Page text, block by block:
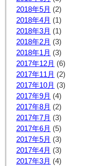
2018年5月 (2)
2018年4月 (1)
2018年3月 (1)
2018年2月 (3)
2018年1月 (3)
2017年12月 (6)
2017年11月 (2)
2017年10月 (3)
2017年9月 (4)
2017年8月 (2)
2017年7月 (3)
2017年6月 (5)
2017年5月 (3)
2017年4月 (3)
2017年3月 (4)